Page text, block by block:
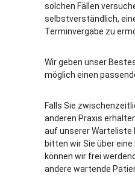
solchen Fällen
selbstverständlich,
Terminvergabe zu
Wir geben unser
möglich einen
Falls Sie
anderen Praxis
auf unserer Warteliste
bitten wir Sie über
können wir frei
andere wartende